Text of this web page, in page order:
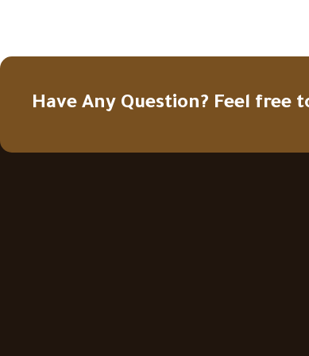
Have Any Question? Feel free